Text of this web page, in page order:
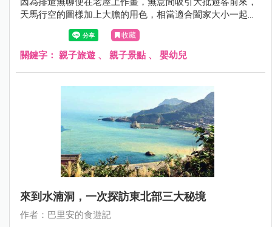
天馬行空的圖樣加上大膽的用色，相當適合闔家大小一起來
收藏
關鍵字： 親子旅遊 、 親子景點 、 嬰幼兒
來到水湳洞，一次探訪東北部三大秘境
作者：巴里安的食遊記